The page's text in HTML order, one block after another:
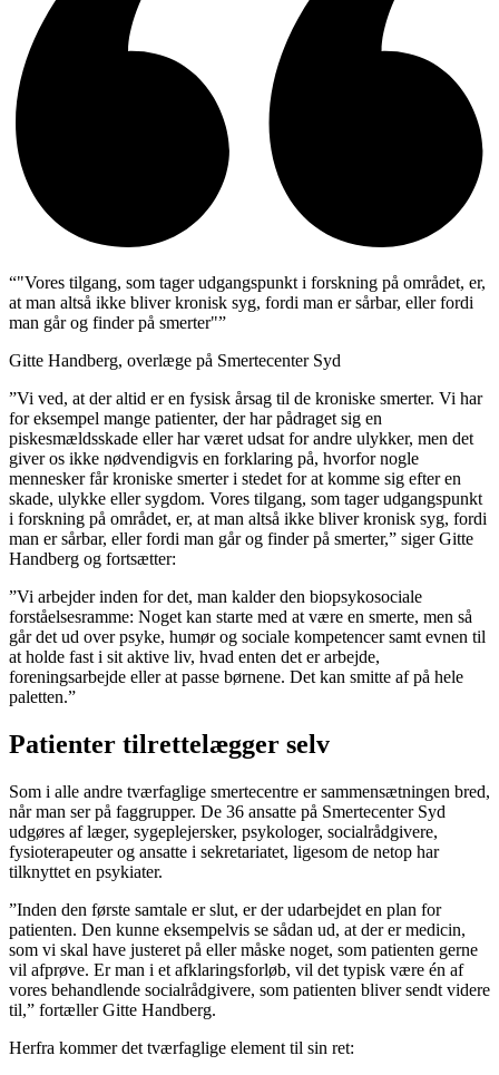
“"Vores tilgang, som tager udgangspunkt i forskning på området, er,
at man altså ikke bliver kronisk syg, fordi man er sårbar, eller fordi
man går og finder på smerter"”
Gitte Handberg, overlæge på Smertecenter Syd
”Vi ved, at der altid er en fysisk årsag til de kroniske smerter. Vi har
for eksempel mange patienter, der har pådraget sig en
piskesmældsskade eller har været udsat for andre ulykker, men det
giver os ikke nødvendigvis en forklaring på, hvorfor nogle
mennesker får kroniske smerter i stedet for at komme sig efter en
skade, ulykke eller sygdom. Vores tilgang, som tager udgangspunkt
i forskning på området, er, at man altså ikke bliver kronisk syg, fordi
man er sårbar, eller fordi man går og finder på smerter,” siger Gitte
Handberg og fortsætter:
”Vi arbejder inden for det, man kalder den biopsykosociale
forståelsesramme: Noget kan starte med at være en smerte, men så
går det ud over psyke, humør og sociale kompetencer samt evnen til
at holde fast i sit aktive liv, hvad enten det er arbejde,
foreningsarbejde eller at passe børnene. Det kan smitte af på hele
paletten.”
Patienter tilrettelægger selv
Som i alle andre tværfaglige smertecentre er sammensætningen bred,
når man ser på faggrupper. De 36 ansatte på Smertecenter Syd
udgøres af læger, sygeplejersker, psykologer, socialrådgivere,
fysioterapeuter og ansatte i sekretariatet, ligesom de netop har
tilknyttet en psykiater.
”Inden den første samtale er slut, er der udarbejdet en plan for
patienten. Den kunne eksempelvis se sådan ud, at der er medicin,
som vi skal have justeret på eller måske noget, som patienten gerne
vil afprøve. Er man i et afklaringsforløb, vil det typisk være én af
vores behandlende socialrådgivere, som patienten bliver sendt videre
til,” fortæller Gitte Handberg.
Herfra kommer det tværfaglige element til sin ret: